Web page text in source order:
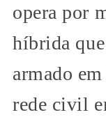
opera por
híbrida
armado
rede civil